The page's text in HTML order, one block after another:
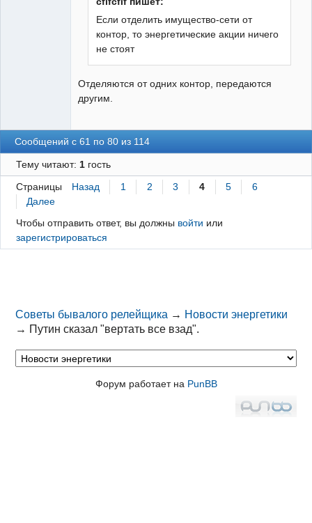
Если отделить имущество-сети от
контор, то энергетические акции ничего
не стоят
Отделяются от одних контор, передаются
другим.
Сообщений с 61 по 80 из 114
Тему читают: 1гость
Страницы Назад 1 2 3 4 5
6
Далее
Чтобы отправить ответ, вы должны войти или
зарегистрироваться
Советы бывалого релейщика → Новости энергетики
→ Путин сказал "вертать все взад".
Форум работает на PunBB